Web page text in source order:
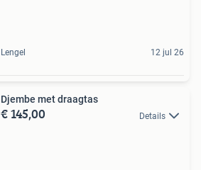
Lengel 12 jul 26
Djembe met draagtas
€ 145,00 Details